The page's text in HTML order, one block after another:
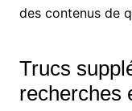
des contenus de
Trucs
recherches